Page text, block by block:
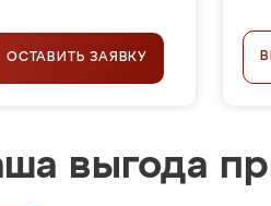
ОСТАВИТЬ ЗАЯВКУ
выгода